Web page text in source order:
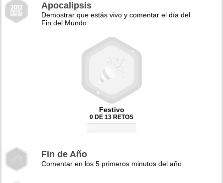
Apocalipsis
Demostrar que estás vivo y comentar el día del
Fin del Mundo
Festivo
0 DE 13 RETOS
Fin de Año
Comentar en los 5 primeros minutos del año